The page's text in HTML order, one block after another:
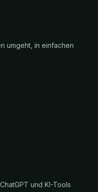
umgeht, in einfachen
und KI-Tools